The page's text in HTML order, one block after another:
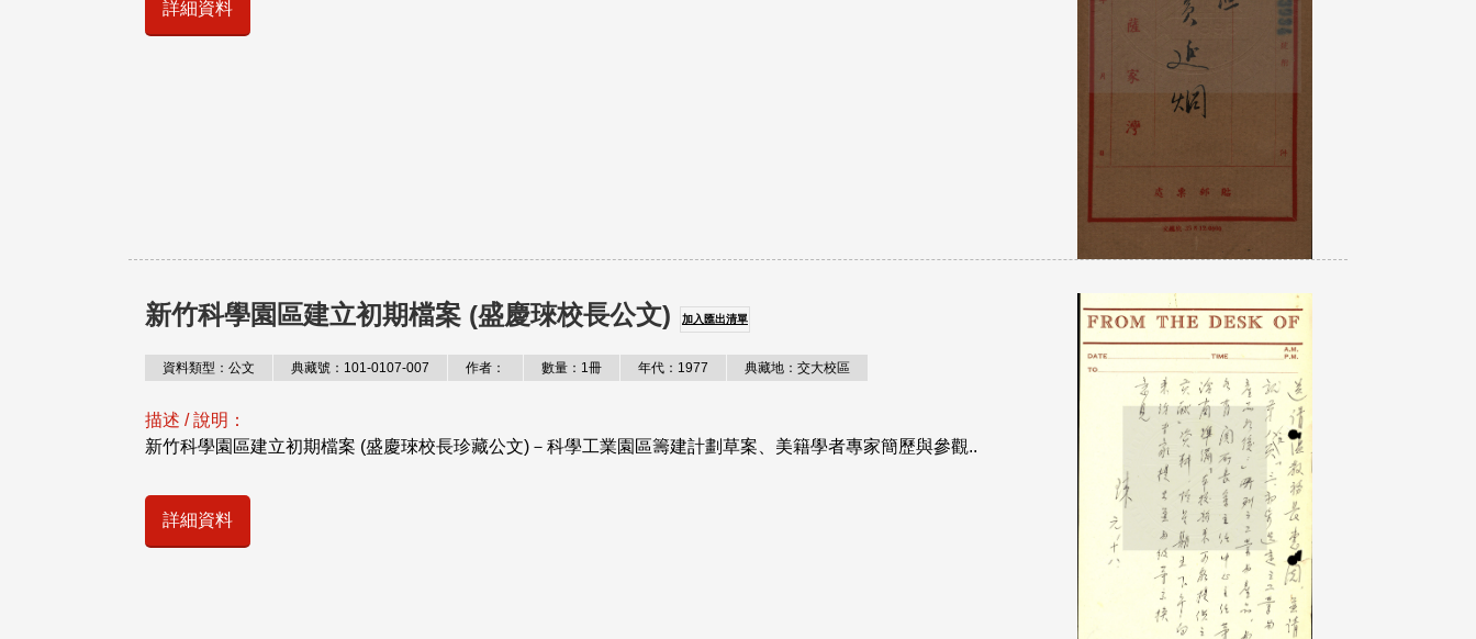
詳細資料
新竹科學園區建立初期檔案 (盛慶琜校長公文) 加入匯出清單
資料類型：公文 典藏號：101-0107-007 作者： 數量：1冊 年代：1977 典藏地：交大校區
描述 / 說明：
新竹科學園區建立初期檔案 (盛慶琜校長珍藏公文)－科學工業園區籌建計劃草案、美籍學者專家簡歷與參觀..
詳細資料